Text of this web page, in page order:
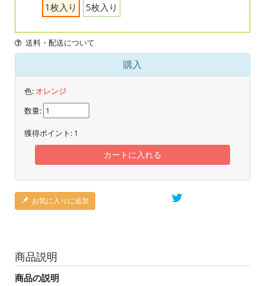
1枚入り
5枚入り
送料・配送について
購入
色: オレンジ
数量:
獲得ポイント: 1
カートに入れる
お気に入りに追加
商品説明
商品の説明